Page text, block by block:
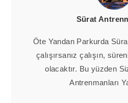
Sürat
Öte Yandan Parkurda
çalışırsanız çalışın,
olacaktır. Bu yüzden
Antrenmanları